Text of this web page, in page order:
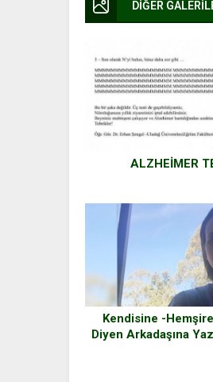
DİĞER
ALZHEİMER
Kendisine -
Diyen Arkadaşına